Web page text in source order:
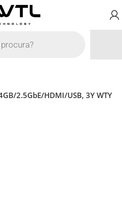
2.5GbE/HDMI/USB, 3Y WTY